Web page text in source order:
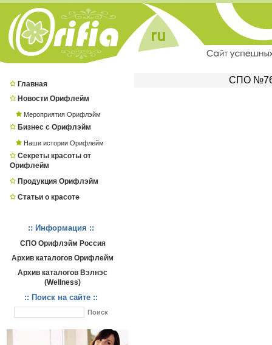
Главная
Новости Орифлейм
Мероприятия Орифлэйм
Бизнес с Орифлэйм
Наши истории Орифлейм
Секреты красоты от
Орифлейм
Продукция Орифлэйм
Статьи о красоте
:: Информация ::
СПО Орифлэйм Россия
Архив каталогов Орифлейм
Архив каталогов Вэлнэс
(Wellness)
:: Поиск на сайте ::
СПО